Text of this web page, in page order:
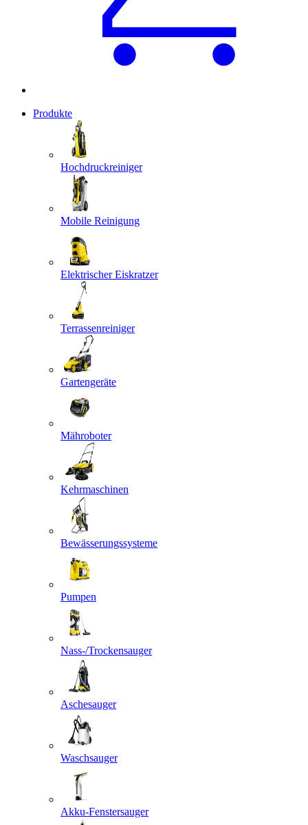
Produkte
Hochdruckreiniger
Mobile Reinigung
Elektrischer Eiskratzer
Terrassenreiniger
Gartengeräte
Mähroboter
Kehrmaschinen
Bewässerungssysteme
Pumpen
Nass-/Trockensauger
Aschesauger
Waschsauger
Akku-Fenstersauger